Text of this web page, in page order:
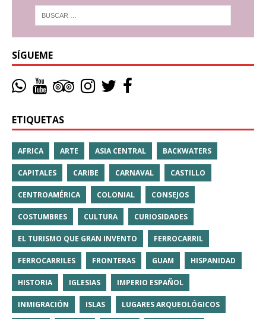
SÍGUEME
ETIQUETAS
AFRICA ARTE ASIA CENTRAL BACKWATERS
CAPITALES CARIBE CARNAVAL CASTILLO
CENTROAMÉRICA COLONIAL CONSEJOS
COSTUMBRES CULTURA CURIOSIDADES
EL TURISMO QUE GRAN INVENTO FERROCARRIL
FERROCARRILES FRONTERAS GUAM HISPANIDAD
HISTORIA IGLESIAS IMPERIO ESPAÑOL
INMIGRACIÓN ISLAS LUGARES ARQUEOLÓGICOS